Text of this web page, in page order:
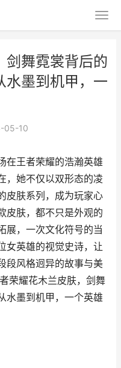
剑舞霓裳背后的
水墨到机甲，一
05-10
在王者荣耀的浩瀚英雄
，她不仅以双形态的凌
皮肤系列，成为玩家心
皮肤，都不只是外观的
展，一次文化符号的当
女英雄的视觉史诗，让
段风格迥异的故事与美
荣耀花木兰皮肤，剑舞
水墨到机甲，一个英雄